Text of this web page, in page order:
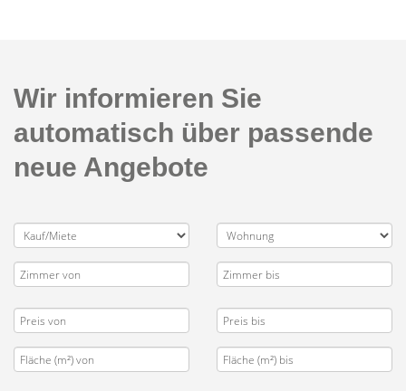
Wir informieren Sie
automatisch über passende
neue Angebote